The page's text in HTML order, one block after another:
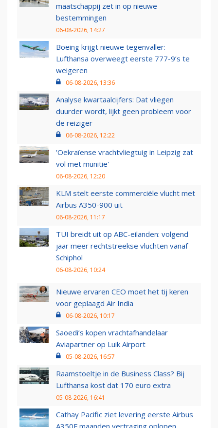
maatschappij zet in op nieuwe
bestemmingen
06-08-2026, 14:27
Boeing krijgt nieuwe tegenvaller:
Lufthansa overweegt eerste 777-9’s te
weigeren
06-08-2026, 13:36
Analyse kwartaalcijfers: Dat vliegen
duurder wordt, lijkt geen probleem voor
de reiziger
06-08-2026, 12:22
'Oekraïense vrachtvliegtuig in Leipzig zat
vol met munitie'
06-08-2026, 12:20
KLM stelt eerste commerciële vlucht met
Airbus A350-900 uit
06-08-2026, 11:17
TUI breidt uit op ABC-eilanden: volgend
jaar meer rechtstreekse vluchten vanaf
Schiphol
06-08-2026, 10:24
Nieuwe ervaren CEO moet het tij keren
voor geplaagd Air India
06-08-2026, 10:17
Saoedi’s kopen vrachtafhandelaar
Aviapartner op Luik Airport
05-08-2026, 16:57
Raamstoeltje in de Business Class? Bij
Lufthansa kost dat 170 euro extra
05-08-2026, 16:41
Cathay Pacific ziet levering eerste Airbus